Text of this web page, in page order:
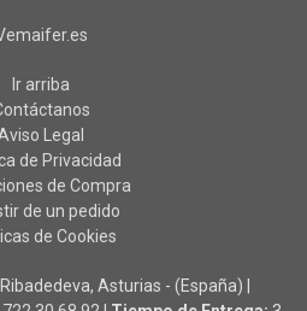
Ir arriba
Legal
de Privacidad
de Compra
de un pedido
de Cookies
Asturias - (España) |